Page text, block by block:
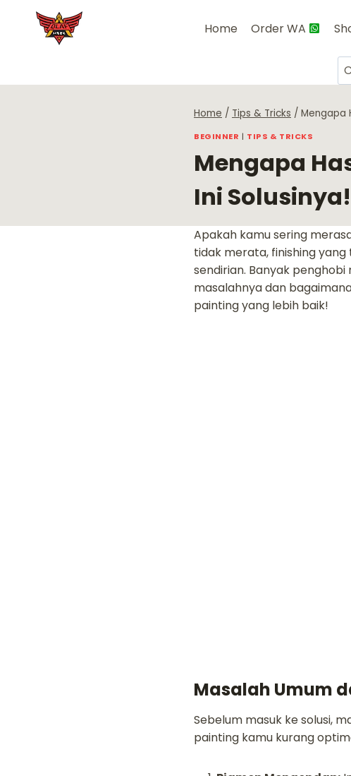
Home Order WA
Home / Tips & Tricks / Mengapa
BEGINNER | TIPS & TRICKS
Mengapa
Ini
Apakah kamu sering
tidak merata, finishing
sendirian. Banyak
masalahnya dan
painting yang lebih baik!
Masalah Umum
Sebelum masuk ke solusi,
painting kamu kurang